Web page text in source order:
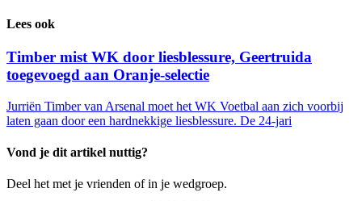
Lees ook
Timber mist WK door liesblessure, Geertruida
toegevoegd aan Oranje-selectie
Jurriën Timber van Arsenal moet het WK Voetbal aan zich voorbij
laten gaan door een hardnekkige liesblessure. De 24-jari
Vond je dit artikel nuttig?
Deel het met je vrienden of in je wedgroep.